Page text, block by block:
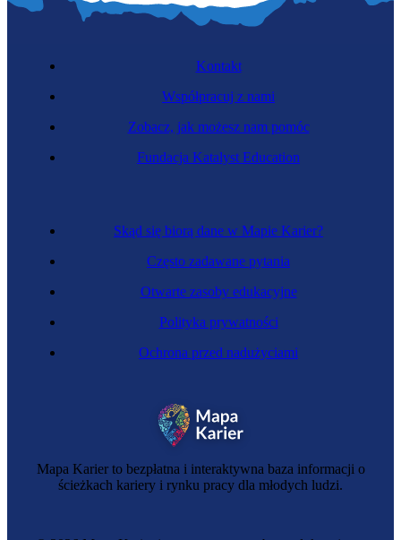
Mapa Karier to bezpłatna i interaktywna baza informacji o
ścieżkach kariery i rynku pracy dla młodych ludzi.
Skąd się biorą dane w Mapie Karier?
Często zadawane pytania
Otwarte zasoby edukacyjne
Polityka prywatności
Ochrona przed nadużyciami
Kontakt
Współpracuj z nami
Zobacz, jak możesz nam pomóc
Fundacja Katalyst Education